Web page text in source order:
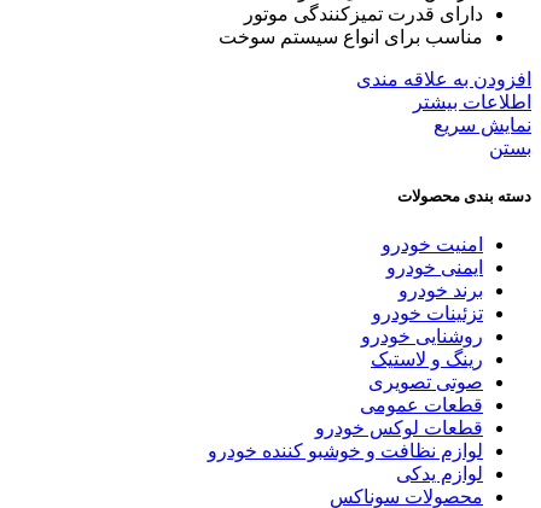
دارای قدرت تمیزکنندگی موتور
مناسب برای انواع سیستم سوخت
افزودن به علاقه مندی
اطلاعات بیشتر
نمایش سریع
بستن
دسته بندی محصولات
امنیت خودرو
ایمنی خودرو
برند خودرو
تزئینات خودرو
روشنایی خودرو
رینگ و لاستیک
صوتی تصویری
قطعات عمومی
قطعات لوکس خودرو
لوازم نظافت و خوشبو کننده خودرو
لوازم یدکی
محصولات سوناکس